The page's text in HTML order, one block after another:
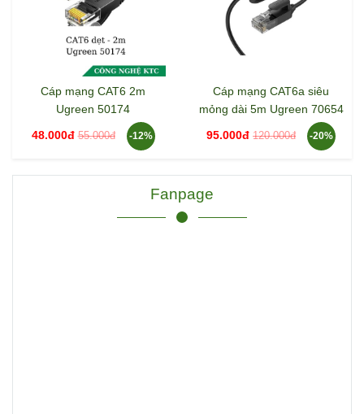
Cáp mạng CAT6 2m
Ugreen 50174
48.000đ 55.000đ -12%
Cáp mạng CAT6a siêu
mỏng dài 5m Ugreen 70654
95.000đ 120.000đ -20%
Fanpage